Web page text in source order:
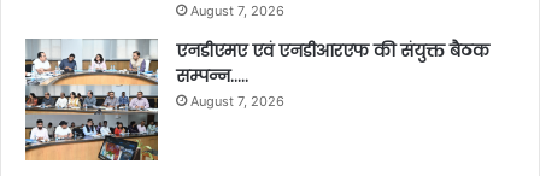
August 7, 2026
एनडीएमए एवं एनडीआरएफ की संयुक्त बैठक
सम्पन्न…..
August 7, 2026